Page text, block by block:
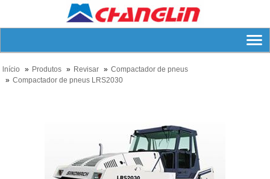
lnício Produtos Revisar
Compactador de pneus
Compactador de pneus LRS2030